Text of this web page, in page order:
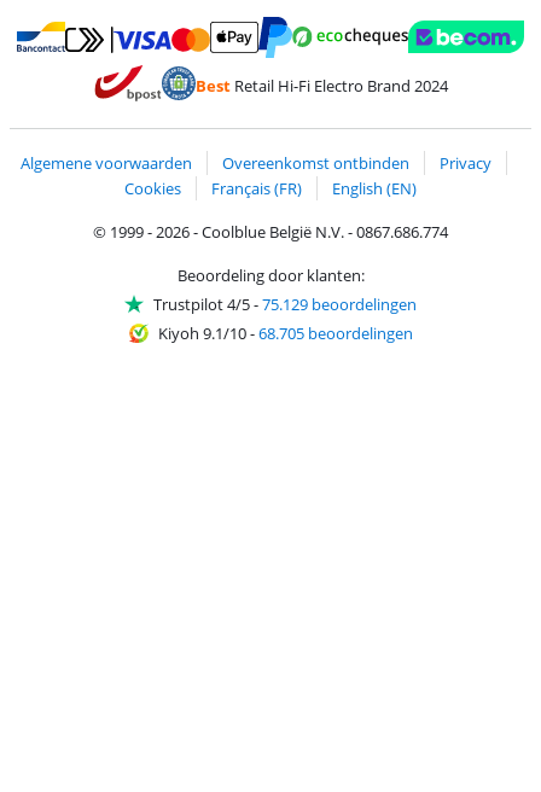
Betalen met Bancontact
Betalen met MasterCard en Visa via ClickToPay
Betalen met PayPal
BestRetail Hi-Fi Electro Brand 2024
Algemene voorwaarden Overeenkomst ontbinden
Privacy
Cookies
Français (FR)
English (EN)
© 1999 - 2026 - Coolblue België N.V. - 0867.686.774
Beoordeling door klanten:
Trustpilot 4/5-75.129 beoordelingen
Kiyoh 9.1/10-68.705 beoordelingen